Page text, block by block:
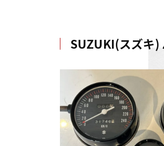
SUZUKI(スズキ)